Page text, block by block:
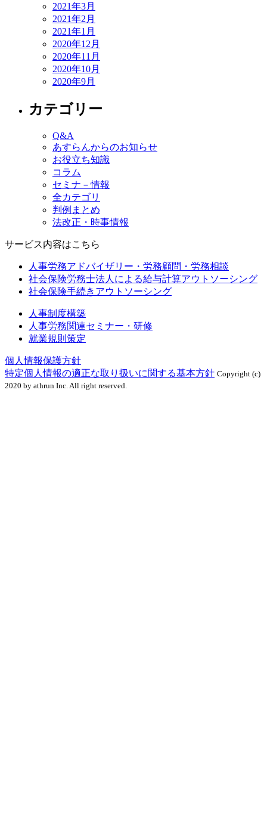
2021年3月
2021年2月
2021年1月
2020年12月
2020年11月
2020年10月
2020年9月
カテゴリー
Q&A
あすらんからのお知らせ
お役立ち知識
コラム
セミナ－情報
全カテゴリ
判例まとめ
法改正・時事情報
サービス内容はこちら
人事労務アドバイザリー・労務顧問・労務相談
社会保険労務士法人による給与計算アウトソーシング
社会保険手続きアウトソーシング
人事制度構築
人事労務関連セミナー・研修
就業規則策定
個人情報保護方針
特定個人情報の適正な取り扱いに関する基本方針 Copyright (c)
2020 by athrun Inc. All right reserved.